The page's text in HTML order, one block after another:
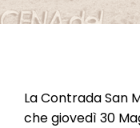
La Contrada San
che giovedì 30